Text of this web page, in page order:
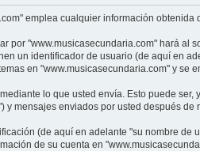
emplea cualquier información
por "www.musicasecundaria.com" hará
un identificador de usuario (de aquí en
en "www.musicasecundaria.com" y
lo que usted envía. Esto puede
mensajes enviados por usted después
(de aquí en adelante "su nombre
de su cuenta en